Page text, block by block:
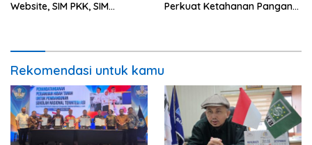
Website, SIM PKK, SIM
Perkuat Ketahanan Pangan
Rekomendasi untuk kamu